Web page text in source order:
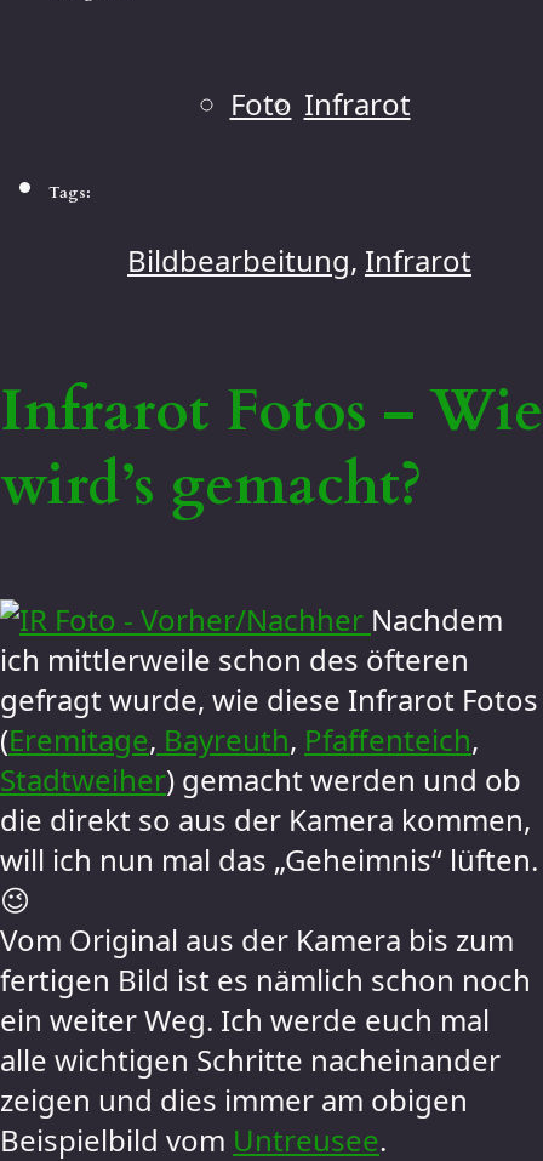
Foto Infrarot
Tags:
Bildbearbeitung, Infrarot
Infrarot Fotos – Wie
wird’s gemacht?
Nachdem
ich mittlerweile schon des öfteren
gefragt wurde, wie diese Infrarot Fotos
(Eremitage, Bayreuth, Pfaffenteich,
Stadtweiher) gemacht werden und ob
die direkt so aus der Kamera kommen,
will ich nun mal das „Geheimnis“ lüften.
😉
Vom Original aus der Kamera bis zum
fertigen Bild ist es nämlich schon noch
ein weiter Weg. Ich werde euch mal
alle wichtigen Schritte nacheinander
zeigen und dies immer am obigen
Beispielbild vom Untreusee.